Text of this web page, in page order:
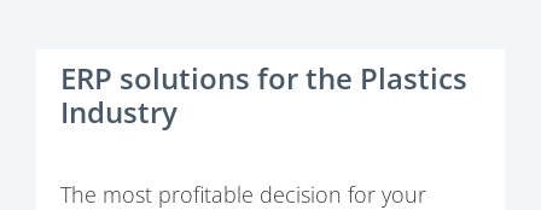
ERP solutions for the Plastics
Industry
The most profitable decision for your